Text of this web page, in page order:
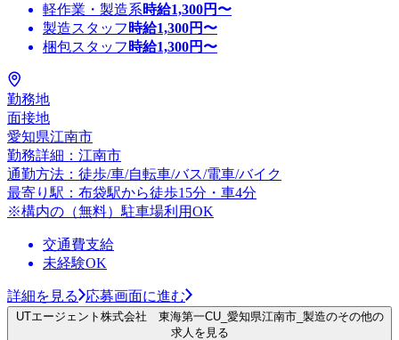
軽作業・製造系時給1,300円〜
製造スタッフ 時給1,300円〜
梱包スタッフ 時給1,300円〜
勤務地
面接地
愛知県江南市
勤務詳細：江南市
通勤方法：徒歩/車/自転車/バス/電車/バイク
最寄り駅：布袋駅から徒歩15分・車4分
※構内の（無料）駐車場利用OK
交通費支給
未経験OK
詳細を見る 応募画面に進む
UTエージェント株式会社 東海第一CU_愛知県江南市_製造のその他の
求人を見る